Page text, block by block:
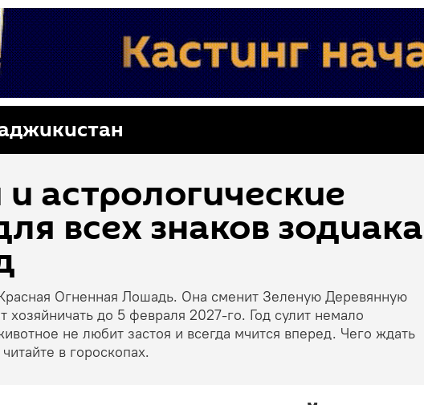
астрологические
всех знаков зодиака
Огненная Лошадь. Она сменит Зеленую Деревянную
до 5 февраля 2027-го. Год сулит немало
не любит застоя и всегда мчится вперед. Чего ждать
в гороскопах.